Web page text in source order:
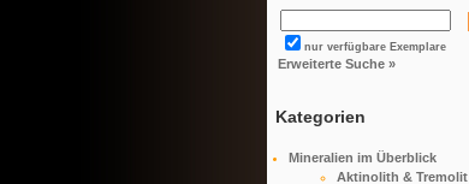
nur verfügbare Exemplare
Erweiterte Suche »
Kategorien
Mineralien im Überblick
Aktinolith & Tremolit